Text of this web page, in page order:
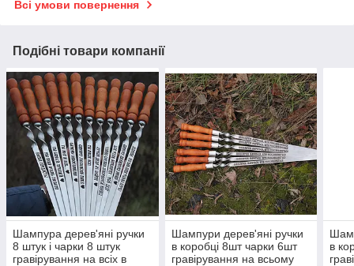
Всі умови повернення
Подібні товари компанії
Шампура дерев'яні ручки
8 штук і чарки 8 штук
гравірування на всіх в
Шампури дерев'яні ручки
в коробці 8шт чарки 6шт
гравірування на всьому
в